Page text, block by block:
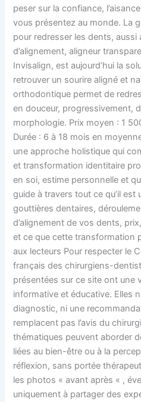
peser sur la confiance,
vous présentez au monde. La
pour redresser les dents, aussi
d’alignement, aligneur
Invisalign, est aujourd’hui la
retrouver un sourire aligné et
orthodontique permet de
en douceur, progressivement,
morphologie. Prix moyen : 1
Durée : 6 à 18 mois en
une approche holistique qui
et transformation identitaire
en soi, estime personnelle et
guide à travers tout ce qu’il
gouttières dentaires,
d’alignement de vos dents,
et ce que cette transformation
aux lecteurs Pour respecter le
français des chirurgiens-
présentées sur ce site ont une
informative et éducative. Elles
diagnostic, ni une
remplacent pas l’avis du
thématiques peuvent aborder
liées au bien-être ou à la
réflexion, sans portée
les photos « avant après « ,
uniquement à partager des